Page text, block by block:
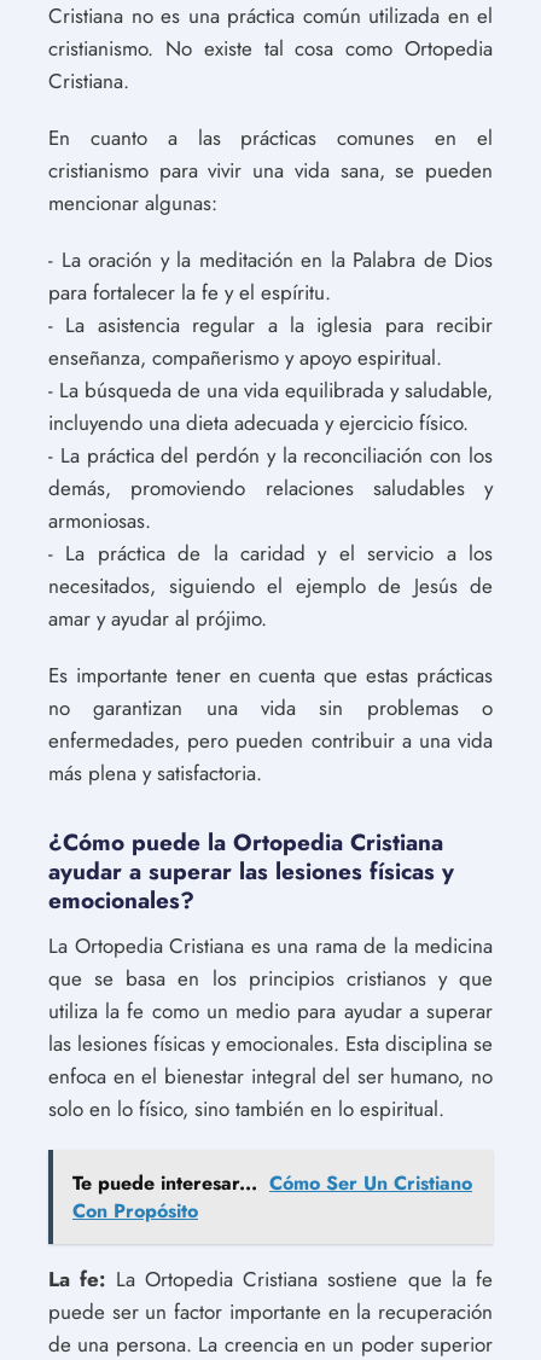
Cristiana no es una práctica común utilizada en el
cristianismo. No existe tal cosa como Ortopedia
Cristiana.
En cuanto a las prácticas comunes en el
cristianismo para vivir una vida sana, se pueden
mencionar algunas:
- La oración y la meditación en la Palabra de Dios
para fortalecer la fe y el espíritu.
- La asistencia regular a la iglesia para recibir
enseñanza, compañerismo y apoyo espiritual.
- La búsqueda de una vida equilibrada y saludable,
incluyendo una dieta adecuada y ejercicio físico.
- La práctica del perdón y la reconciliación con los
demás, promoviendo relaciones saludables y
armoniosas.
- La práctica de la caridad y el servicio a los
necesitados, siguiendo el ejemplo de Jesús de
amar y ayudar al prójimo.
Es importante tener en cuenta que estas prácticas
no garantizan una vida sin problemas o
enfermedades, pero pueden contribuir a una vida
más plena y satisfactoria.
¿Cómo puede la Ortopedia Cristiana
ayudar a superar las lesiones físicas y
emocionales?
La Ortopedia Cristiana es una rama de la medicina
que se basa en los principios cristianos y que
utiliza la fe como un medio para ayudar a superar
las lesiones físicas y emocionales. Esta disciplina se
enfoca en el bienestar integral del ser humano, no
solo en lo físico, sino también en lo espiritual.
Te puede interesar... Cómo Ser Un Cristiano
Con Propósito
La fe: La Ortopedia Cristiana sostiene que la fe
puede ser un factor importante en la recuperación
de una persona. La creencia en un poder superior